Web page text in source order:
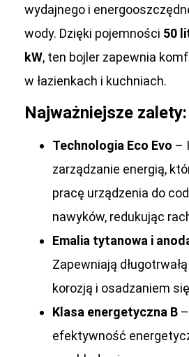
wydajnego i
wody. Dzięki pojemności 50
kW, ten bojler zapewnia
w łazienkach i kuchniach.
Najważniejsze zalety:
Technologia Eco Evo –
zarządzanie energią,
pracę urządzenia do
nawyków, redukując
Emalia tytanowa i
Zapewniają
korozją i osadzaniem
Klasa energetyczna B
efektywność